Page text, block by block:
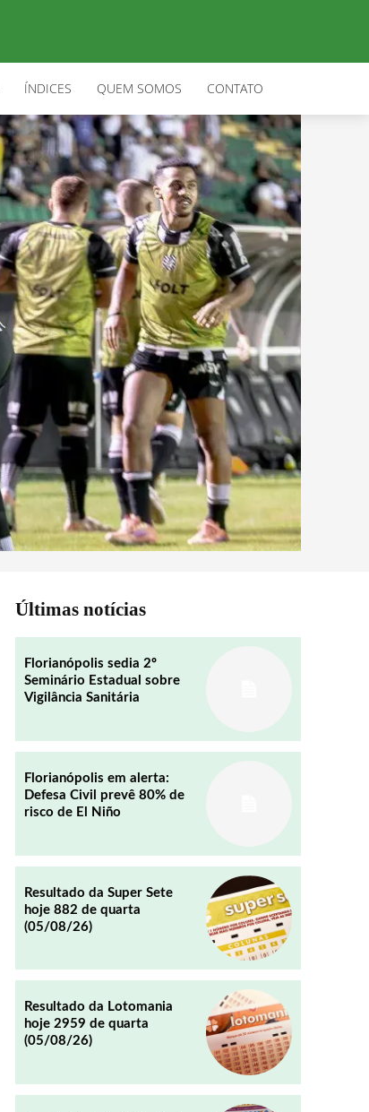
ÍNDICES QUEM SOMOS CONTATO
Últimas notícias
Florianópolis sedia 2º
Seminário Estadual sobre
Vigilância Sanitária
Florianópolis em alerta:
Defesa Civil prevê 80% de
risco de El Niño
Resultado da Super Sete
hoje 882 de quarta
(05/08/26)
Resultado da Lotomania
hoje 2959 de quarta
(05/08/26)